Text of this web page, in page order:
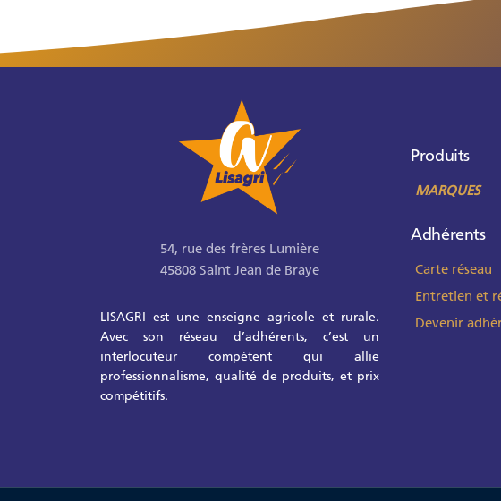
54, rue des frères Lumière
45808 Saint Jean de Braye
LISAGRI est une enseigne agricole et rurale.
Avec son réseau d’adhérents, c’est un
interlocuteur compétent qui allie
professionnalisme, qualité de produits, et prix
compétitifs.
Produits
MARQUES
Adhérents
Carte réseau
Entretien et
Devenir